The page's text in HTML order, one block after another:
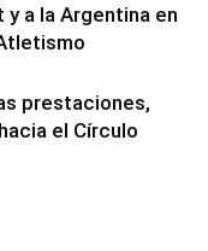
a la Argentina en
prestaciones,
el Círculo